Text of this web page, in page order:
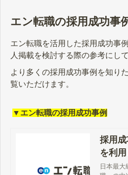
エン転職の採用成功事
エン転職を活用した採用成功事
人掲載を検討する際の参考にし
より多くの採用成功事例を知り
覧いただけます。
▼エン転職の採用成功事例
採用
を利
声
日本最